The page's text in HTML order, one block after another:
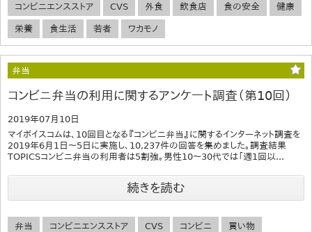
コンビニエンスストア CVS 外食 飲食店 食の安全 健康
栄養 食生活 若者 ワカモノ
弁当
コンビニ弁当の利用に関するアンケート調査（第10回）
2019年07月10日
マイボイスコムは、10回目となる『コンビニ弁当』に関するインターネット調査を
2019年6月1日～5日に実施し、10,237件の回答を集めました。調査結果
TOPICSコンビニ弁当の利用者は5割強。男性10～30代では「週1回以...
続きを読む
弁当 コンビニエンスストア CVS コンビニ 買い物